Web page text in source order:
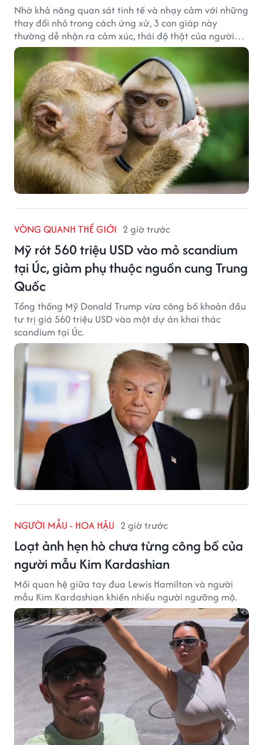
Nhờ khả năng quan sát tinh tế và nhạy cảm với những
thay đổi nhỏ trong cách ứng xử, 3 con giáp này
thường dễ nhận ra cảm xúc, thái độ thật của người
đối diện.
VÒNG QUANH THẾ GIỚI 2 giờ trước
Mỹ rót 560 triệu USD vào mỏ scandium
tại Úc, giảm phụ thuộc nguồn cung Trung
Quốc
Tổng thống Mỹ Donald Trump vừa công bố khoản đầu
tư trị giá 560 triệu USD vào một dự án khai thác
scandium tại Úc.
NGƯỜI MẪU - HOA HẬU 2 giờ trước
Loạt ảnh hẹn hò chưa từng công bố của
người mẫu Kim Kardashian
Mối quan hệ giữa tay đua Lewis Hamilton và người
mẫu Kim Kardashian khiến nhiều người ngưỡng mộ.